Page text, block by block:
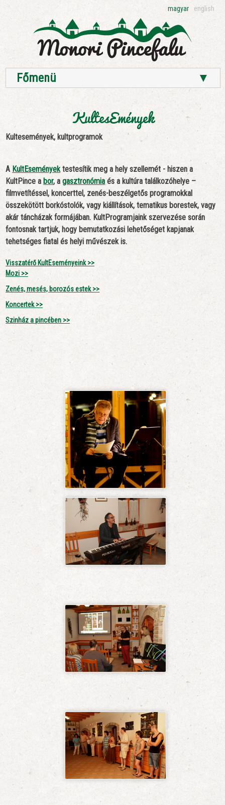
magyar english
Főmenü ▼
KultesEmények
Kultesemények, kultprogramok
A KultEseményektestesítik meg a hely szellemét - hiszen a
KultPince abor, agasztronómia és a kultúra találkozóhelye –
filmvetítéssel, koncerttel, zenés-beszélgetős programokkal
összekötött borkóstolók, vagy kiállítások, tematikus borestek, vagy
akár táncházak formájában. KultProgramjaink szervezése során
fontosnak tartjuk, hogy bemutatkozási lehetőséget kapjanak
tehetséges fiatal és helyi művészek is.
Visszatérő KultEseményeink >>
Mozi >>
Zenés, mesés, borozós estek >>
Koncertek >>
Szinház a pincében >>